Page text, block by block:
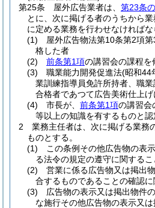
第25条
屋外広告業者は、 第23条
とに、次に掲げる者のうちから業
に定める業務を行わせなければな
(1)
屋外広告物法第10条第2項
格した者
(2)
前条第1項の講習会の課程を
(3)
職業能力開発促進法(昭和44
業訓練指導員免許所持者、職
合格者であつて広告美術仕上
(4)
市長が、 前条第1項の講習会
等以上の知識を有するものと
2
業務主任者は、次に掲げる業務
ものとする。
(1)
この条例その他広告物の表
る法令の規定の遵守に関するこ
(2)
営業に係る広告物又は掲出
合するものであることの確認に
(3)
広告物の表示又は掲出物件
な施行その他広告物の表示又